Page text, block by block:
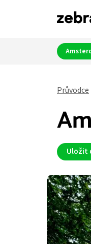
Průvodce
Uložit